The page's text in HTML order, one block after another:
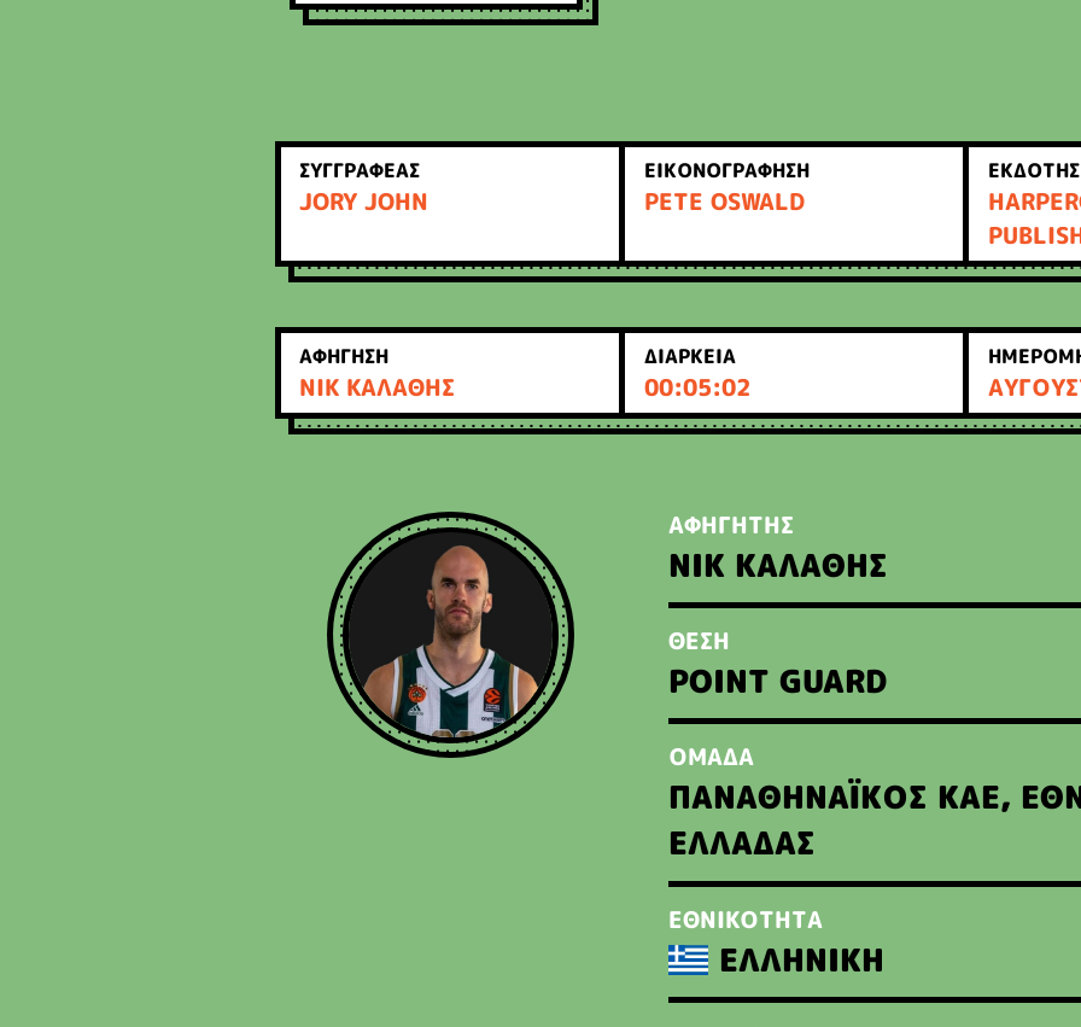
ΣΥΓΓΡΑΦΕΑΣ
JORY JOHN
ΕΙΚΟΝΟΓΡΑΦΗΣΗ
PETE OSWALD
ΕΚΔΟΤΗΣ
ΑΦΗΓΗΣΗ
ΝΙΚ ΚΑΛΑΘΗΣ
ΔΙΑΡΚΕΙΑ
00:05:02
ΑΦΗΓΗΤΗΣ
ΝΙΚ ΚΑΛΑΘΗΣ
ΘΕΣΗ
POINT GUARD
ΟΜΑΔΑ
ΠΑΝΑΘΗΝΑΪΚΟΣ ΚΑΕ,
ΕΛΛΑΔΑΣ
ΕΘΝΙΚΟΤΗΤΑ
ΕΛΛΗΝΙΚΗ